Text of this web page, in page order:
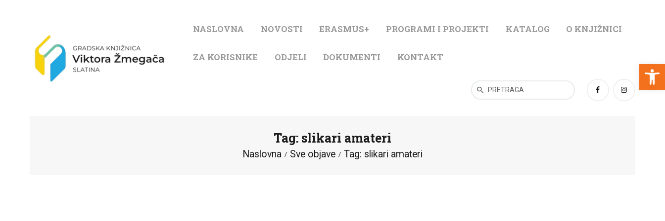
Open toolbar
NASLOVNA NOVOSTI ERASMUS+ PROGRAMI I PROJEKTI KATALOG O KNJIŽNICI
ZA KORISNIKE ODJELI DOKUMENTI KONTAKT
Tag: slikari amateri
Naslovna Sve objave Tag: slikari amateri
KATALOG